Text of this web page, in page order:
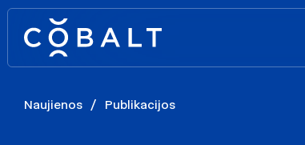
Naujienos / Publikacijos